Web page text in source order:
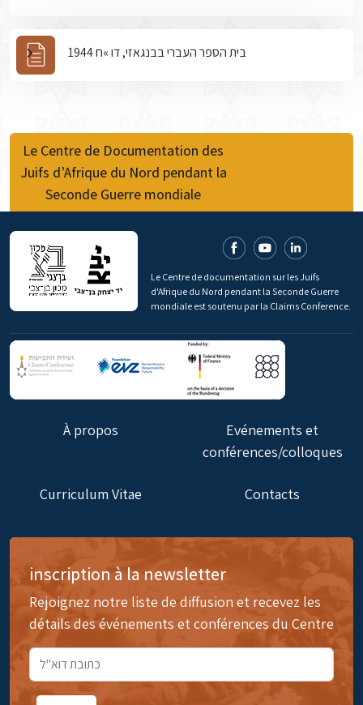
בית הספר העברי בבנגאזי, דו »ח 1944
Le Centre de Documentation des
Juifs d’Afrique du Nord pendant la
Seconde Guerre mondiale
Le Centre de documentation sur les Juifs
d'Afrique du Nord pendant la Seconde Guerre
mondiale est soutenu par la Claims Conference.
À propos
Evénements et
conférences/colloques
Curriculum Vitae Contacts
inscription à la newsletter
Rejoignez notre liste de diffusion et recevez les
détails des événements et conférences du Centre